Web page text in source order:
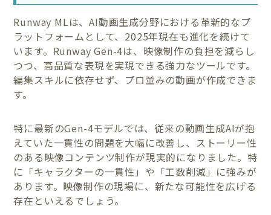
Runway MLは、AI動画生成分野における革新的なプ
ラットフォームとして、2025年現在も進化を続けて
います。Runway Gen-4は、映像制作の負担を減らし
つつ、高品質な表現を実現できる強力なツールです。
編集スキルに依存せず、プロ並みの動画が作成できま
す。
特に最新のGen-4モデルでは、従来の動画生成AIが抱
えていた一貫性の問題を大幅に改善し、ストーリー性
のある映像コンテンツ制作が現実的になりました。特
に「キャラクターの一貫性」や「工数削減」に強みが
あります。映像制作の現場に、新たな可能性を広げる
存在といえるでしょう。